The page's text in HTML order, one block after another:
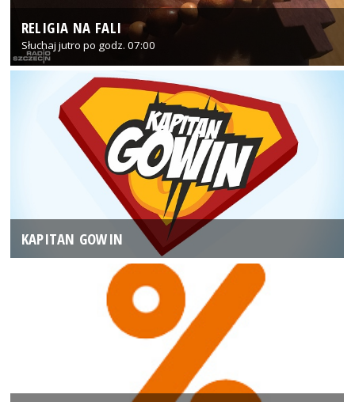
RELIGIA NA FALI
Słuchaj jutro po godz. 07:00
KAPITAN GOWIN